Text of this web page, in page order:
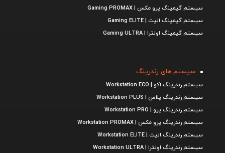
سیستم گیمینگ پرو مکس | Gaming PROMAX
سیستم گیمینگ الیت | Gaming ELITE
سیستم گیمینگ اولترا | Gaming ULTRA
سیستم های رندرینگ
سیستم رندرینگ اکو | Workstation ECO
سیستم رندرینگ پلاس | Workstation PLUS
سیستم رندرینگ پرو | Workstation PRO
سیستم رندرینگ پرو مکس | Workstation PROMAX
سیستم رندرینگ الیت | Workstation ELITE
سیستم رندرینگ اولترا | Workstation ULTRA